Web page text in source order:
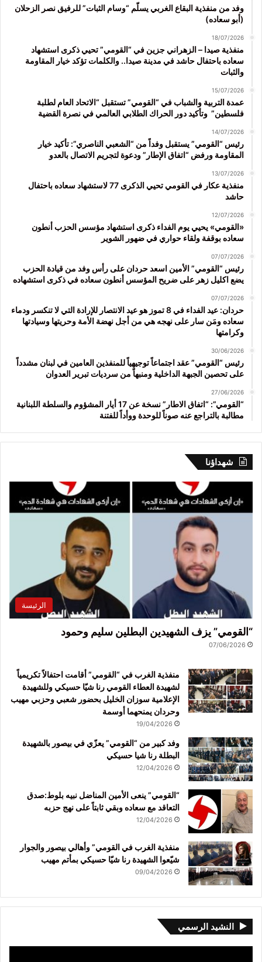
وفد من منفذية البقاع الغربي يسلّم “وسام الثبات” للرفيق نصر الزحلان
(أبو سعاده)
18/07/2026
منفذية صيدا – الزهراني جزين في “القومي” تحيي ذكرى استشهاد
سعاده باحتفال حاشد في مدينة صيدا.. والكلمات تؤكد خيار المقاومة
والثبات
15/07/2026
عمدة التربية والشباب في “القومي” تستقبل “الاتحاد العام لطلبة
فلسطين” وتأكيد دور الحراك الطلابي العالمي في نصرة القضية
14/07/2026
رئيس “القومي” يستقبل وفداً من “الشعبي الناصري”: تأكيد خيار
المقاومة ورفض “اتفاق الإطار” ودعوة لتجريم الاتصال بالعدو
13/07/2026
منفذية عكار في القومي تحيي الذكرى 77 لاستشهاد سعاده باحتفال
حاشد
12/07/2026
«القومي» يحيي يوم الفداء ذكرى استشهاد مؤسس الحزب أنطون
سعاده بوقفة ولقاء حواري في ضهور الشوير
07/07/2026
رئيس “القومي” الأمين اسعد حردان على رأس وفد من قيادة الحزب
يضع اكليل زهر على ضريح المؤسس أنطون سعاده في ذكرى استشهاده
07/07/2026
حردان: عيد الفداء في 8 تموز هو عيد الانتصار للإرادة التي لا تنكسر ودماء
سعاده ومَن سار على نهجه هي من أجل نهضة الأمة وحريتها وسيادتها
وكرامتها
30/06/2026
رئيس “القومي” عقد اجتماعاً توجيهياً للمنفذين العامين في لبنان مشدداً
على تحصين الجبهة الداخلية ومنبهاً من سرديات تبرير العدوان
27/06/2026
“القومي”: “اتفاق الاطار” نسخة عن 17 أيار المشؤوم والسلطة اللبنانية
مطالبة بالتراجع عنه صوناً للوحدة ووأداً للفتنة
شهداؤنا
الرئيسة
“القومي” يزف الشهيدين البطلين سليم وحمود
07/06/2026
منفذية الغرب في “القومي” أقامت احتفالاً تكريمياً
لشهيدة العطاء القومي رنا شيّا حسيكي وللشهيدة
الإعلامية سوزان الخليل بحضور شعبي وحزبي مهيب
وحردان يمنحهما أوسمة
19/04/2026
وفد كبير من “القومي” يعزّي في بيصور بالشهيدة
البطلة رنا شيا حسيكي
12/04/2026
“القومي” ينعى الأمين المناضل نبيه بلوط:صدق
التعاقد مع سعاده وبقي ثابتاً على نهج حزبه
12/04/2026
منفذية الغرب في القومي” وأهالي بيصور والجوار
شيّعوا الشهيدة رنا شيّا حسيكي بمأتم مهيب
09/04/2026
النشيد الرسمي